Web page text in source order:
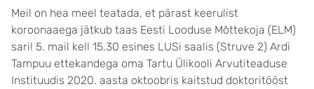
Meil on hea meel teatada, et pärast keerulist
koroonaaega jätkub taas Eesti Looduse Mõttekoja (ELM)
sari! 5. mail kell 15.30 esines LUSi saalis (Struve 2) Ardi
Tampuu ettekandega oma Tartu Ülikooli Arvutiteaduse
Instituudis 2020. aasta oktoobris kaitstud doktoritööst